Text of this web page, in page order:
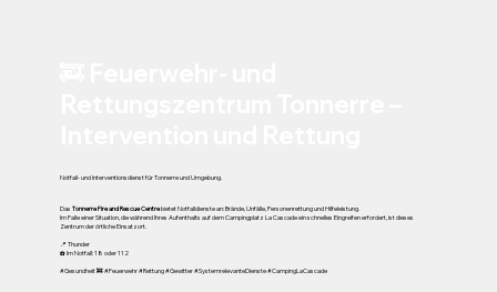
Notfall- und Interventionsdienst für Tonnerre und Umgebung.
Das Tonnerre Fire and Rescue Centrebietet Notfalldienste an: Brände, Unfälle, Personenrettung und Hilfeleistung.
Im Falle einer Situation, die während Ihres Aufenthalts auf dem Campingplatz La Cascade ein schnelles Eingreifen erfordert, ist dieses
Zentrum der örtliche Einsatzort.
📍 Thunder
☎️ Im Notfall: 18 oder 112
#Gesundheit 🚒 #Feuerwehr #Rettung #Gewitter #SystemrelevanteDienste #CampingLaCascade